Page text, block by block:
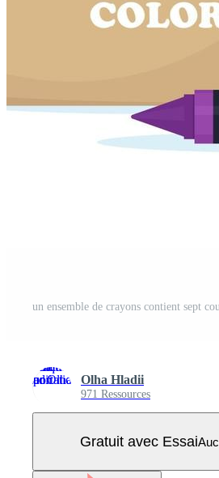
Olha Hladii
971 Ressources
Gratuit avec Essai